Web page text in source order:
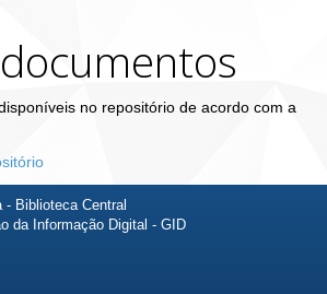
no repositório de acordo com a
- Biblioteca Central
da Informação Digital - GID